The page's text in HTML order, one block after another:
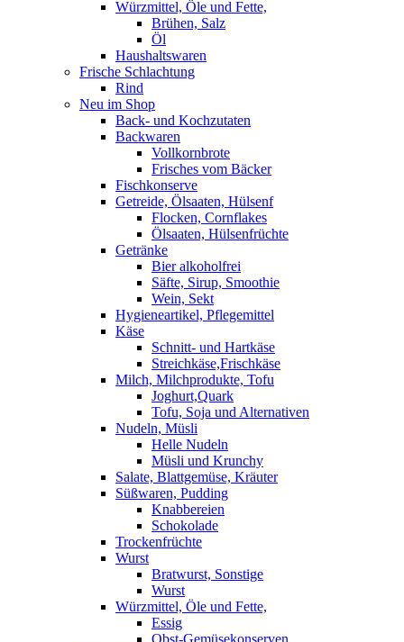
Würzmittel, Öle und Fette,
Brühen, Salz
Öl
Haushaltswaren
Frische Schlachtung
Rind
Neu im Shop
Back- und Kochzutaten
Backwaren
Vollkornbrote
Frisches vom Bäcker
Fischkonserve
Getreide, Ölsaaten, Hülsenf
Flocken, Cornflakes
Ölsaaten, Hülsenfrüchte
Getränke
Bier alkoholfrei
Säfte, Sirup, Smoothie
Wein, Sekt
Hygieneartikel, Pflegemittel
Käse
Schnitt- und Hartkäse
Streichkäse,Frischkäse
Milch, Milchprodukte, Tofu
Joghurt,Quark
Tofu, Soja und Alternativen
Nudeln, Müsli
Helle Nudeln
Müsli und Krunchy
Salate, Blattgemüse, Kräuter
Süßwaren, Pudding
Knabbereien
Schokolade
Trockenfrüchte
Wurst
Bratwurst, Sonstige
Wurst
Würzmittel, Öle und Fette,
Essig
Obst-Gemüsekonserven